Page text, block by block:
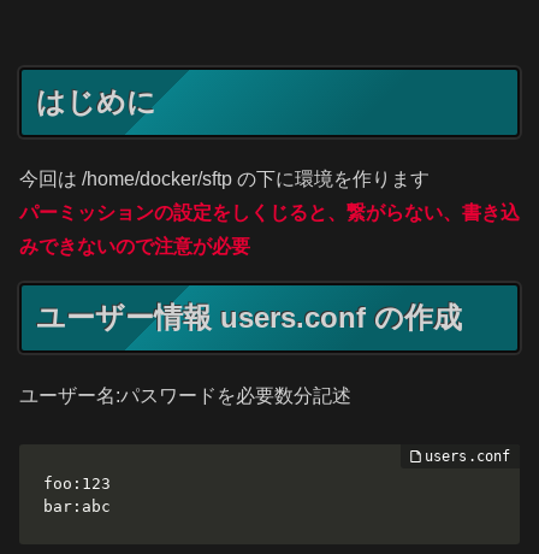
はじめに
今回は /home/docker/sftp の下に環境を作ります
パーミッションの設定をしくじると、繋がらない、書き込
みできないので注意が必要
ユーザー情報 users.conf の作成
ユーザー名:パスワードを必要数分記述
foo:123
bar:abc